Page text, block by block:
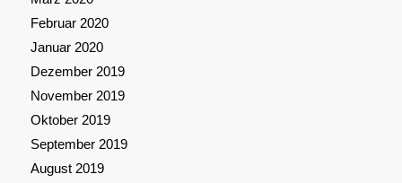
Februar 2020
Januar 2020
Dezember 2019
November 2019
Oktober 2019
September 2019
August 2019